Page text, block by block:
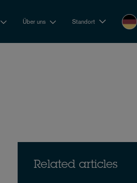
Über uns Standort
Related articles